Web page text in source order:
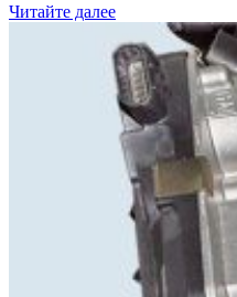
Читайте далее